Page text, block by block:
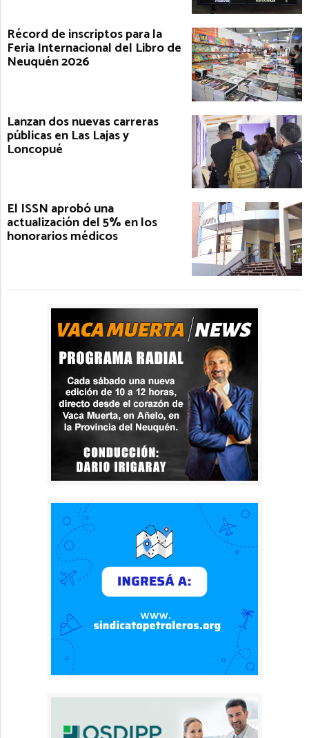
Récord de inscriptos para la
Feria Internacional del Libro de
Neuquén 2026
Lanzan dos nuevas carreras
públicas en Las Lajas y
Loncopué
El ISSN aprobó una
actualización del 5% en los
honorarios médicos